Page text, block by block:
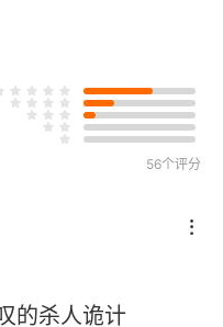
56个评分
的杀人诡计